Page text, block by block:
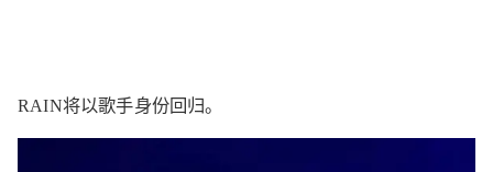
RAIN将以歌手身份回归。